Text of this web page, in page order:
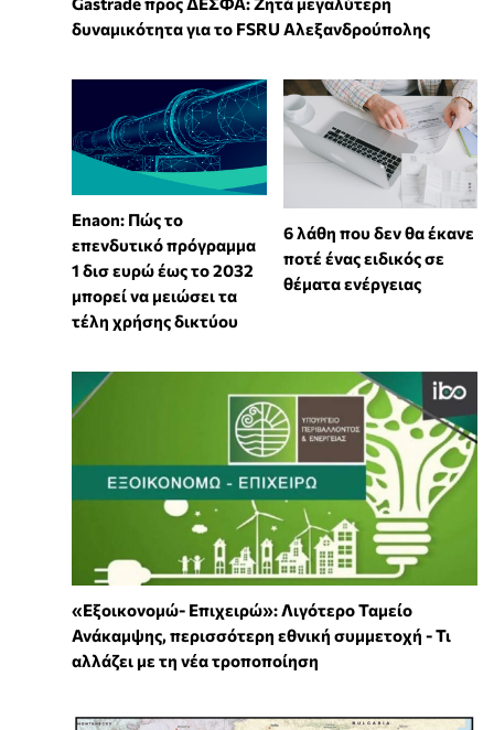
δυναμικότητα για το FSRU Αλεξανδρούπολης
Enaon: Πώς το
επενδυτικό πρόγραμμα
1 δισ ευρώ έως το 2032
μπορεί να μειώσει τα
τέλη χρήσης δικτύου
6 λάθη που δεν θα έκανε
ποτέ ένας ειδικός σε
θέματα ενέργειας
«Εξοικονομώ- Επιχειρώ»: Λιγότερο Ταμείο
Ανάκαμψης, περισσότερη εθνική συμμετοχή - Τι
αλλάζει με τη νέα τροποποίηση